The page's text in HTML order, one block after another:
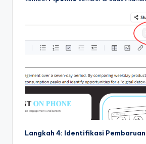
Langkah 4: Identifikasi Pembaruan